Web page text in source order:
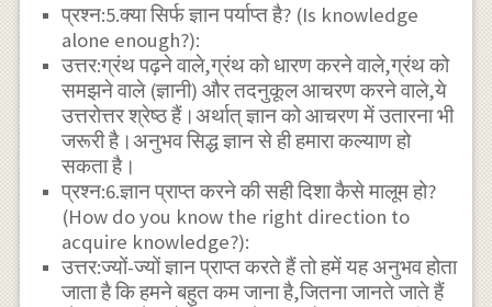
प्रश्न:5.क्या सिर्फ ज्ञान पर्याप्त है? (Is knowledge
alone enough?):
उत्तर:ग्रंथ पढ़ने वाले,ग्रंथ को धारण करने वाले,ग्रंथ को
समझने वाले (ज्ञानी) और तदनुकूल आचरण करने वाले,ये
उत्तरोत्तर श्रेष्ठ हैं।अर्थात् ज्ञान को आचरण में उतारना भी
जरूरी है।अनुभव सिद्ध ज्ञान से ही हमारा कल्याण हो
सकता है।
प्रश्न:6.ज्ञान प्राप्त करने की सही दिशा कैसे मालूम हो?
(How do you know the right direction to
acquire knowledge?):
उत्तर:ज्यों-ज्यों ज्ञान प्राप्त करते हैं तो हमें यह अनुभव होता
जाता है कि हमने बहुत कम जाना है,जितना जानते जाते हैं